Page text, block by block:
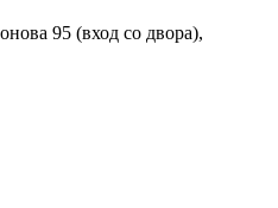
95 (вход со двора),